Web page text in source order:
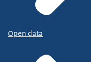
Open data